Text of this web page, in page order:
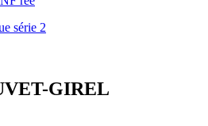
série 2
GIREL